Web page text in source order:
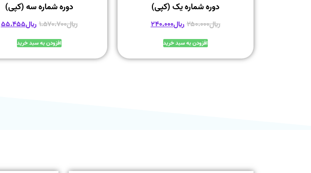
دوره شماره یک (کپی)
﷼۲۵۰.۰۰۰﷼۲۴۰.۰۰۰
افزودن به سبد خرید
دوره شماره سه (کپی)
﷼۱.۵۷۰.۷۰۰﷼۵۵.۴۵۵
افزودن به سبد خرید